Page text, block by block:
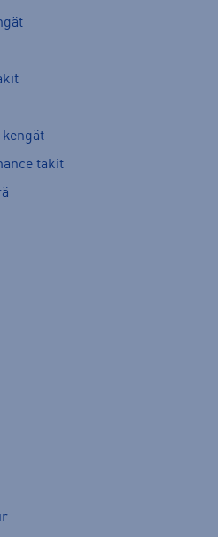
kengät
takit